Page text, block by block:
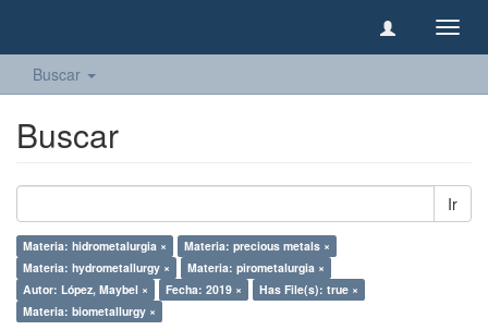
Buscar
Buscar
Ir
Materia: hidrometalurgia ×
Materia: precious metals ×
Materia: hydrometallurgy ×
Materia: pirometalurgia ×
Autor: López, Maybel ×
Fecha: 2019 ×
Has File(s): true ×
Materia: biometallurgy ×